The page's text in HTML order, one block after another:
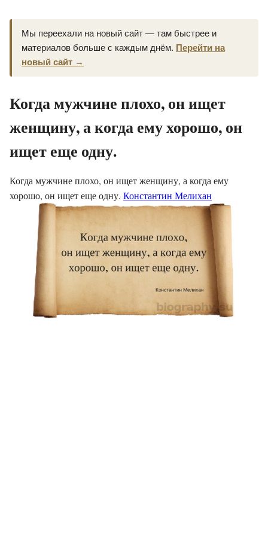
Мы переехали на новый сайт — там быстрее и
материалов больше с каждым днём. Перейти на
новый сайт →
Когда мужчине плохо, он ищет
женщину, а когда ему хорошо, он
ищет еще одну.
Когда мужчине плохо, он ищет женщину, а когда ему
хорошо, он ищет еще одну. Константин Мелихан